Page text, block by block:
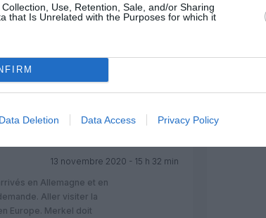
Use, Retention, Sale, and/or Sharing
that Is Unrelated with the Purposes for which it
Data Deletion Data Access Privacy Policy
13 novembre 2020 - 15 h 32 min
en Allemagne et en
Aller visiter la
Europe. Merkel doit